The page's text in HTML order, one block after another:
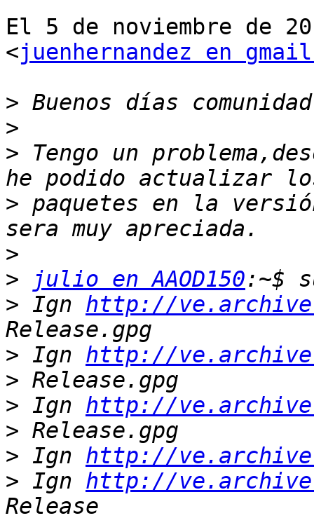
El 5 de noviembre de
<juenhernandez en
>
>
> Tengo un
> paquetes en la
>
>
julio en AAOD150
> Ign http://
> Ign http://
>
> Ign http://
>
> Ign http://
> Ign http://